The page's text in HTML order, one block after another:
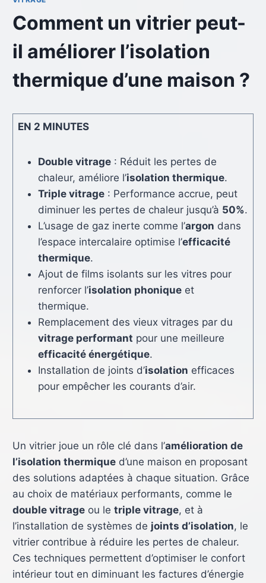
Comment un vitrier peut-
il améliorer l’isolation
thermique d’une maison ?
EN 2 MINUTES
Double vitrage : Réduit les pertes de
chaleur, améliore l’isolation thermique.
Triple vitrage : Performance accrue, peut
diminuer les pertes de chaleur jusqu’à 50%.
L’usage de gaz inerte comme l’argon dans
l’espace intercalaire optimise l’efficacité
thermique.
Ajout de films isolants sur les vitres pour
renforcer l’isolation phonique et
thermique.
Remplacement des vieux vitrages par du
vitrage performant pour une meilleure
efficacité énergétique.
Installation de joints d’isolation efficaces
pour empêcher les courants d’air.
Un vitrier joue un rôle clé dans l’amélioration de
l’isolation thermiqued’une maison en proposant
des solutions adaptées à chaque situation. Grâce
au choix de matériaux performants, comme le
double vitrageou le triple vitrage, et à
l’installation de systèmes de joints d’isolation, le
vitrier contribue à réduire les pertes de chaleur.
Ces techniques permettent d’optimiser le confort
intérieur tout en diminuant les factures d’énergie